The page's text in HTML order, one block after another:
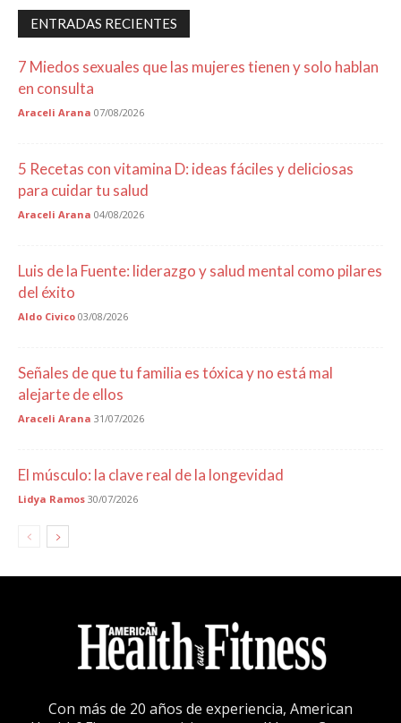
ENTRADAS RECIENTES
7 Miedos sexuales que las mujeres tienen y solo hablan
en consulta
Araceli Arana 07/08/2026
5 Recetas con vitamina D: ideas fáciles y deliciosas
para cuidar tu salud
Araceli Arana 04/08/2026
Luis de la Fuente: liderazgo y salud mental como pilares
del éxito
Aldo Civico 03/08/2026
Señales de que tu familia es tóxica y no está mal
alejarte de ellos
Araceli Arana 31/07/2026
El músculo: la clave real de la longevidad
Lidya Ramos 30/07/2026
Con más de 20 años de experiencia, American